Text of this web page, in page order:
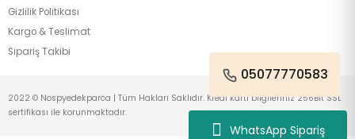
WhatsApp Sipariş
Gizlilik Politikası
Kargo & Teslimat
Sipariş Takibi
05077770583
2022 © Nospyedekparca | Tüm Hakları Saklıdır. Kredi kartı bilgileriniz 256Bit SSL
sertifikası ile korunmaktadır.